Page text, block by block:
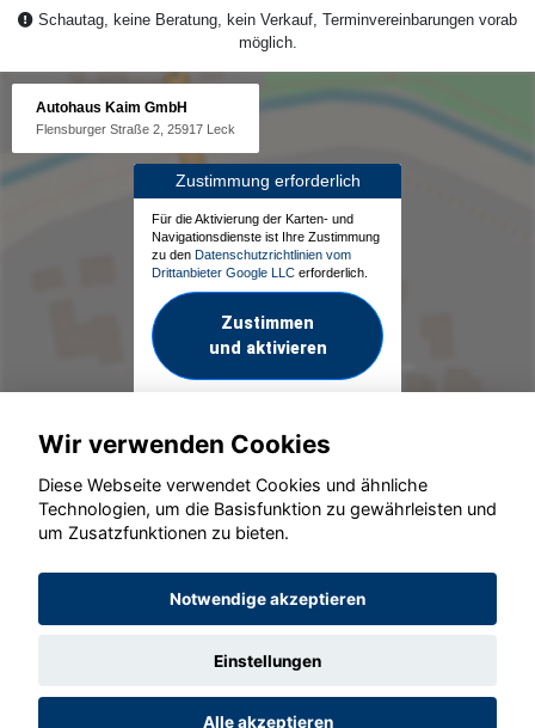
Schautag, keine Beratung, kein Verkauf, Terminvereinbarungen vorab
möglich.
Autohaus Kaim GmbH
Flensburger Straße 2, 25917 Leck
Zustimmung erforderlich
Für die Aktivierung der Karten- und
Navigationsdienste ist Ihre Zustimmung
zu den Datenschutzrichtlinien vom
Drittanbieter Google LLC erforderlich.
Zustimmen
und aktivieren
© konjunkturmotor.de GmbH 2020 - 2026
Wir verwenden Cookies
Diese Webseite verwendet Cookies und ähnliche
Technologien, um die Basisfunktion zu gewährleisten und
um Zusatzfunktionen zu bieten.
Notwendige akzeptieren
Einstellungen
Alle akzeptieren